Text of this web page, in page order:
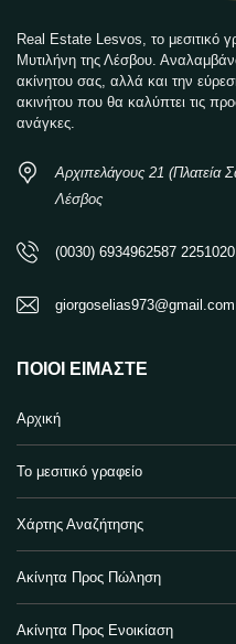
Real Estate Lesvos, το μεσιτικό
Μυτιλήνη της Λέσβου.
ακίνητου σας, αλλά και την
ακινήτου που θα καλύπτει τις
ανάγκες.
Αρχιπελάγους 21 (Πλατεία
Λέσβος
(0030) 6934962587
ΠΟΙΟΙ ΕΊΜΑΣΤΕ
Αρχική
Το μεσιτικό γραφείο
Χάρτης Αναζήτησης
Ακίνητα Προς Πώληση
Ακίνητα Προς Ενοικίαση